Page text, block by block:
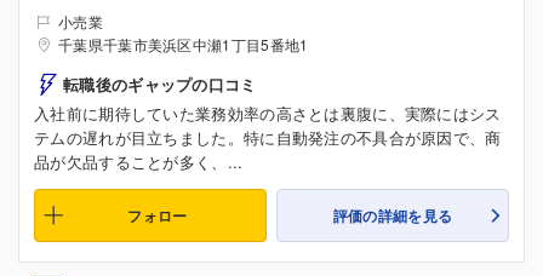
小売業
千葉県千葉市美浜区中瀬1丁目5番地1
転職後のギャップの口コミ
入社前に期待していた業務効率の高さとは裏腹に、実際にはシス
テムの遅れが目立ちました。特に自動発注の不具合が原因で、商
品が欠品することが多く、...
フォロー 評価の詳細を見る